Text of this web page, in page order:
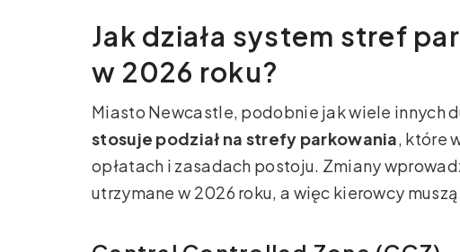
Jak działa system stref
w 2026 roku?
Miasto Newcastle, podobnie jak wiele innych
stosuje podział na strefy parkowania, które
opłatach i zasadach postoju. Zmiany
utrzymane w 2026 roku, a więc kierowcy